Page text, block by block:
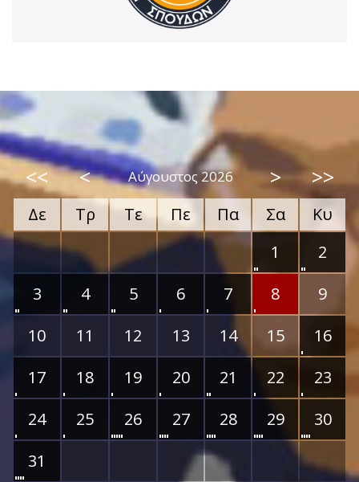
<< < Αύγουστος 2026 > >>
Δε Τρ Τε Πε Πα Σα
Κυ
1
2
3
4 5 6 7 8
9
10
11 12 13 14 15
16
17
18 19 20 21 22
23
24
25 26 27 28 29
30
31